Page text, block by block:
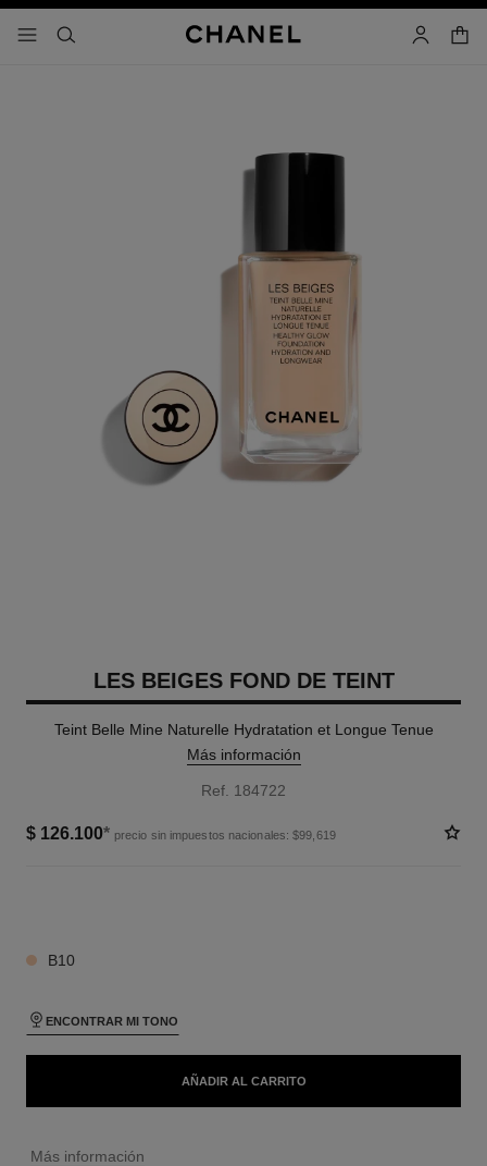
- navegación principal
buscar cuenta
LES BEIGES FOND DE TEINT
Teint Belle Mine Naturelle Hydratation et Longue Tenue
Más información
Ref. 184722
$ 126.100* precio sin impuestos nacionales: $99,619
B10
ENCONTRAR MI TONO
AÑADIR AL CARRITO
↩
Más información